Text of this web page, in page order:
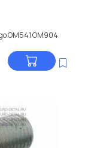
ОМ541 ОМ904